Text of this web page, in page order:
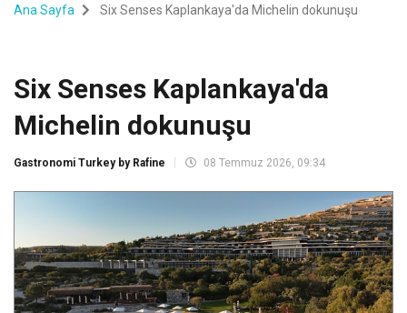
Ana Sayfa Six Senses Kaplankaya'da Michelin dokunuşu
Six Senses Kaplankaya'da
Michelin dokunuşu
Gastronomi Turkey by Rafine 08 Temmuz 2026, 09:34